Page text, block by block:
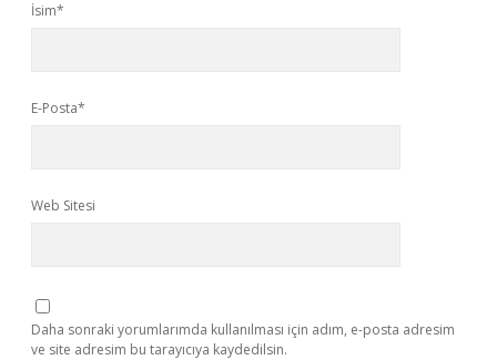
İsim*
E-Posta*
Web Sitesi
Daha sonraki yorumlarımda kullanılması için adım, e-posta adresim
ve site adresim bu tarayıcıya kaydedilsin.